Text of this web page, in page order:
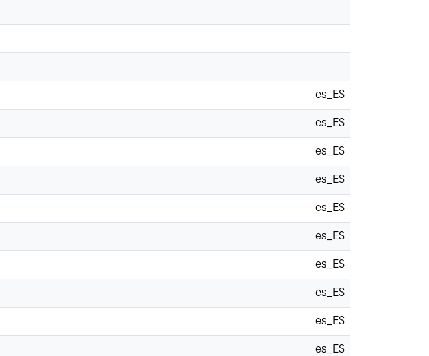
es_ES
es_ES
es_ES
es_ES
es_ES
es_ES
es_ES
es_ES
es_ES
es_ES